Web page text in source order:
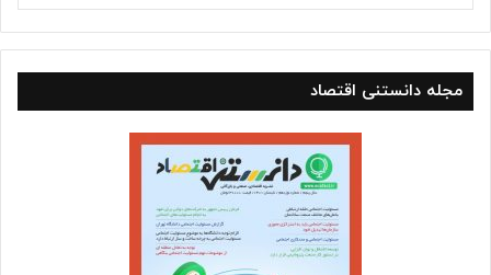
مجله دانستنی اقتصاد